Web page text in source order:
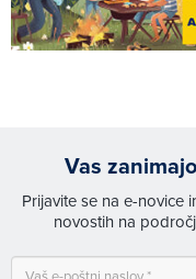
Vas
Prijavite se na e-novice
novostih na